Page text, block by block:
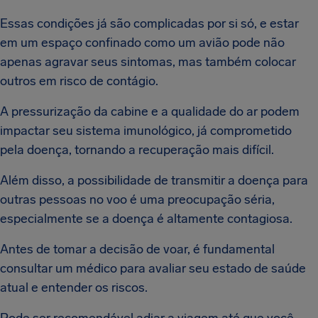
Essas condições já são complicadas por si só, e estar
em um espaço confinado como um avião pode não
apenas agravar seus sintomas, mas também colocar
outros em risco de contágio.
A pressurização da cabine e a qualidade do ar podem
impactar seu sistema imunológico, já comprometido
pela doença, tornando a recuperação mais difícil.
Além disso, a possibilidade de transmitir a doença para
outras pessoas no voo é uma preocupação séria,
especialmente se a doença é altamente contagiosa.
Antes de tomar a decisão de voar, é fundamental
consultar um médico para avaliar seu estado de saúde
atual e entender os riscos.